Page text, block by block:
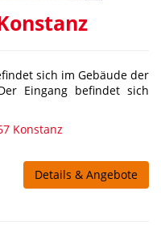
sich im Gebäude der
Eingang befindet sich
Konstanz
Details & Angebote